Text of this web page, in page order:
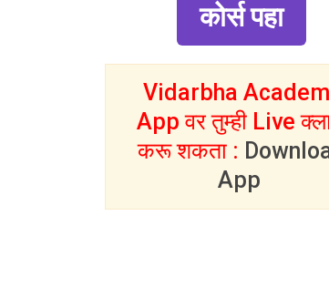
कोर्स पहा
Vidarbha
App वर तुम्ही Live
करू शकता :
App